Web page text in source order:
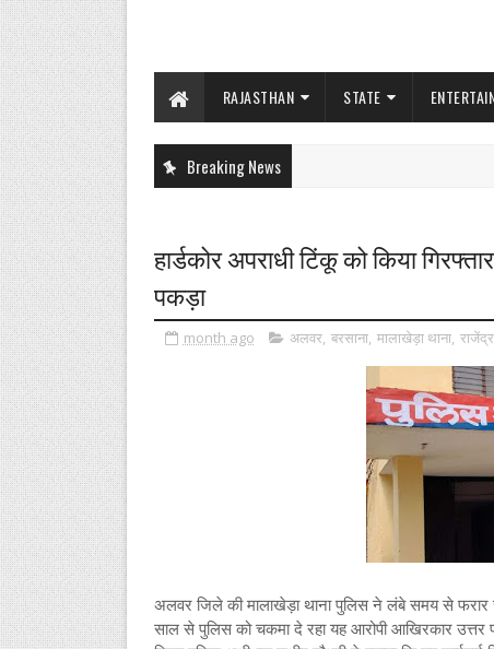
RAJASTHAN STATE
Breaking News
हार्डकोर अपराधी टिंकू को किया
पकड़ा
month ago अलवर, बरसाना, मालाखेड़ा थाना,
अलवर जिले की मालाखेड़ा थाना पुलिस ने लंबे समय से फरार
साल से पुलिस को चकमा दे रहा यह आरोपी आखिरकार